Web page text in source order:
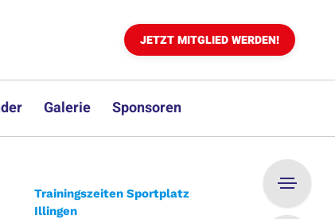
JETZT MITGLIED WERDEN!
Galerie Sponsoren
Trainingszeiten Sportplatz
Illingen